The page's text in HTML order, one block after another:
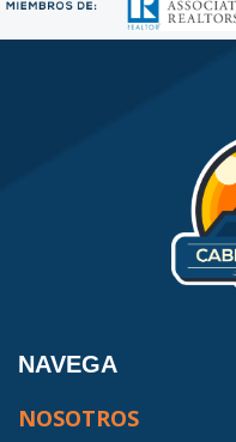
NAVEGA
NOSOTROS